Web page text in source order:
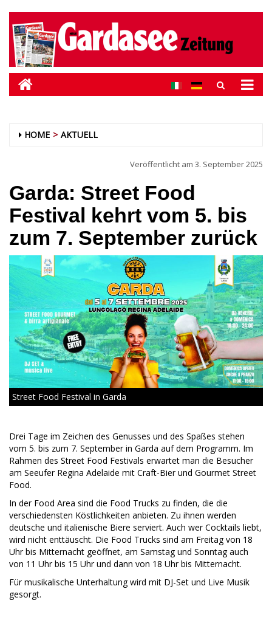
HOME AKTUELL
Veröffentlicht am 3. September 2025
Garda: Street Food
Festival kehrt vom 5. bis
zum 7. September zurück
Street Food Festival in Garda
Drei Tage im Zeichen des Genusses und des Spaßes stehen
vom 5. bis zum 7. September in Garda auf dem Programm. Im
Rahmen des Street Food Festivals erwartet man die Besucher
am Seeufer Regina Adelaide mit Craft-Bier und Gourmet Street
Food.
In der Food Area sind die Food Trucks zu finden, die die
verschiedensten Köstlichkeiten anbieten. Zu ihnen werden
deutsche und italienische Biere serviert. Auch wer Cocktails liebt,
wird nicht enttäuscht. Die Food Trucks sind am Freitag von 18
Uhr bis Mitternacht geöffnet, am Samstag und Sonntag auch
von 11 Uhr bis 15 Uhr und dann von 18 Uhr bis Mitternacht.
Für musikalische Unterhaltung wird mit DJ-Set und Live Musik
gesorgt.